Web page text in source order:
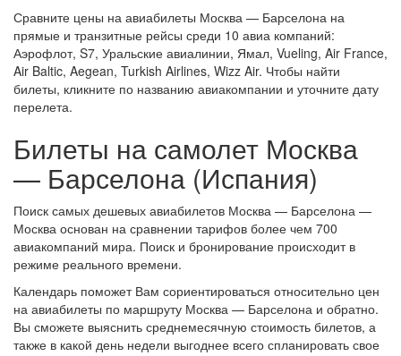
Сравните цены на авиабилеты Москва — Барселона на
прямые и транзитные рейсы среди 10 авиа компаний:
Аэрофлот, S7, Уральские авиалинии, Ямал, Vueling, Air France,
Air Baltic, Aegean, Turkish Airlines, Wizz Air. Чтобы найти
билеты, кликните по названию авиакомпании и уточните дату
перелета.
Билеты на самолет Москва
— Барселона (Испания)
Поиск самых дешевых авиабилетов Москва — Барселона —
Москва основан на сравнении тарифов более чем 700
авиакомпаний мира. Поиск и бронирование происходит в
режиме реального времени.
Календарь поможет Вам сориентироваться относительно цен
на авиабилеты по маршруту Москва — Барселона и обратно.
Вы сможете выяснить среднемесячную стоимость билетов, а
также в какой день недели выгоднее всего спланировать свое